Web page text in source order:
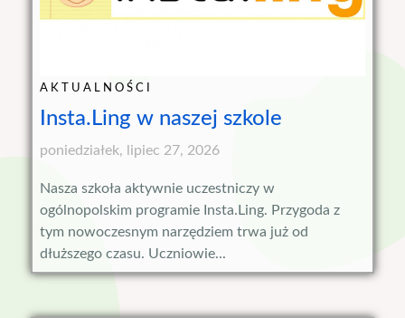
AKTUALNOŚCI
Insta.Ling w naszej szkole
poniedziałek, lipiec 27, 2026
Nasza szkoła aktywnie uczestniczy w
ogólnopolskim programie Insta.Ling. Przygoda z
tym nowoczesnym narzędziem trwa już od
dłuższego czasu. Uczniowie...